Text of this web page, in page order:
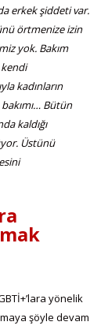
erkek şiddeti var.
örtmenize izin
yok. Bakım
kadınların
Bütün
kaldığı
Üstünü
yönelik
şöyle devam